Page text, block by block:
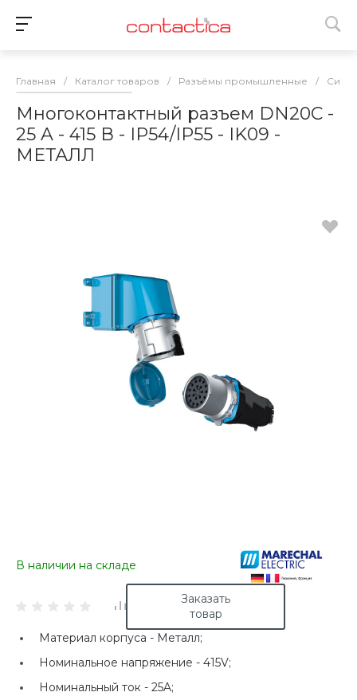
Главная / Каталог товаров / Разъёмы промышленные /
Многоконтактный разъем DN20C -
25 A - 415 В - IP54/IP55 - IK09 -
МЕТАЛЛ
В наличии на складе
Заказать
товар
Материал корпуса - Металл;
Номинальное напряжение - 415V;
Номинальный ток - 25A;